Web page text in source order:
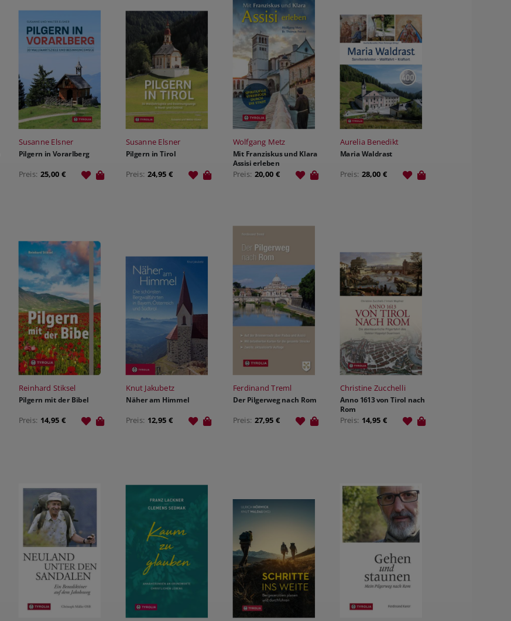
SONDERANGEBOTE
AUTOR:INNEN UND ILLUSTRATOR:INNEN
PARTNER
Susanne Elsner
Pilgern in Vorarlberg
Preis: 25,00 €
Susanne Elsner
Pilgern in Tirol
Preis: 24,95 €
Wolfgang Metz
Mit Franziskus und Klara
Assisi erleben
Preis: 20,00 €
Aurelia Benedikt
Maria Waldrast
Preis: 28,00 €
Reinhard Stiksel
Pilgern mit der Bibel
Preis: 14,95 €
Knut Jakubetz
Näher am Himmel
Preis: 12,95 €
Ferdinand Treml
Der Pilgerweg nach Rom
Preis: 27,95 €
Christine Zucchelli
Anno 1613 von Tirol nach
Rom
Preis: 14,95 €